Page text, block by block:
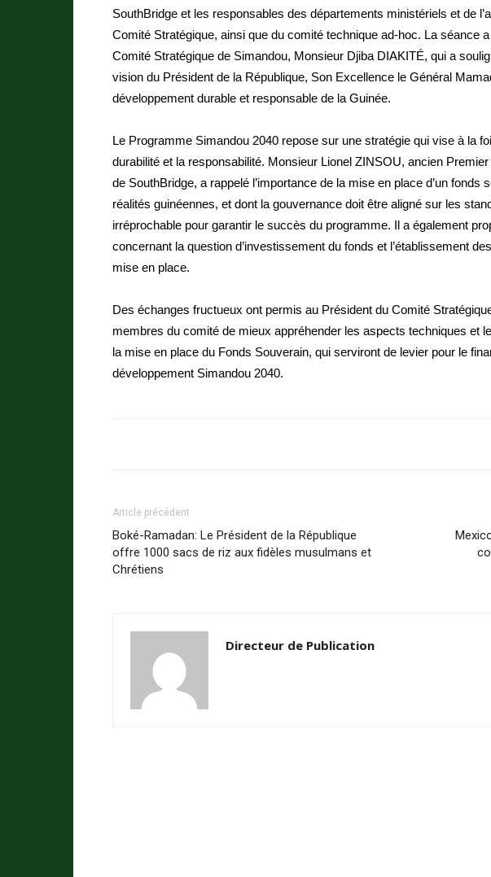
SouthBridge et les responsables des départements ministériels et de
Comité Stratégique, ainsi que du comité technique ad-hoc. La séance
Comité Stratégique de Simandou, Monsieur Djiba DIAKITÉ, qui a
vision du Président de la République, Son Excellence le Général
développement durable et responsable de la Guinée.
Le Programme Simandou 2040 repose sur une stratégie qui vise à la
durabilité et la responsabilité. Monsieur Lionel ZINSOU, ancien
de SouthBridge, a rappelé l’importance de la mise en place d’un fonds
réalités guinéennes, et dont la gouvernance doit être aligné sur les
irréprochable pour garantir le succès du programme. Il a également
concernant la question d’investissement du fonds et l’établissement
mise en place.
Des échanges fructueux ont permis au Président du Comité
membres du comité de mieux appréhender les aspects techniques et
la mise en place du Fonds Souverain, qui serviront de levier pour le
développement Simandou 2040.
Article précédent
Boké-Ramadan: Le Président de la République
offre 1000 sacs de riz aux fidèles musulmans et
Chrétiens
Directeur de Publication